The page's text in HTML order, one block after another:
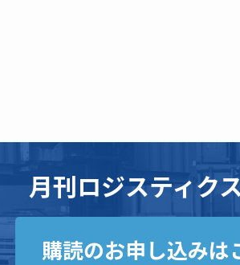
月刊ロジスティク
購読のお申し込みは